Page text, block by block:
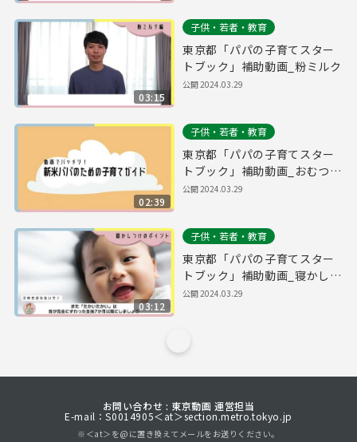
03:15
子供・若者・教育
東京都「パパの子育てスター
トブック」補助動画_粉ミルク
公開2024.03.29
02:39
子供・若者・教育
東京都「パパの子育てスター
トブック」補助動画_おむつ替
え
公開2024.03.29
03:12
子供・若者・教育
東京都「パパの子育てスター
トブック」補助動画_寝かしつ
け
公開2024.03.29
お問い合わせ : 東京動画 運営担当
E-mail：S0014905＜at＞section.metro.tokyo.jp
※＜at＞を@に置き換えてメールをお送りください。